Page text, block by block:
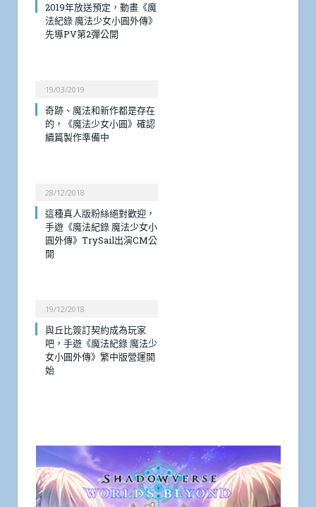
2019年放送預定，動畫《魔
法紀錄 魔法少女小圓外傳》
先導PV第2彈公開
19/03/2019
奇跡、魔法和新作都是存在
的，《魔法少女小圓》確認
續篇製作準備中
28/12/2018
這種真人版粉絲絕對歡迎，
手遊《魔法紀錄 魔法少女小
圓外傳》TrySail出演CM公
開
19/12/2018
與丘比簽訂契約成為玩家
吧，手遊《魔法紀錄 魔法少
女小圓外傳》繁中版營運開
始